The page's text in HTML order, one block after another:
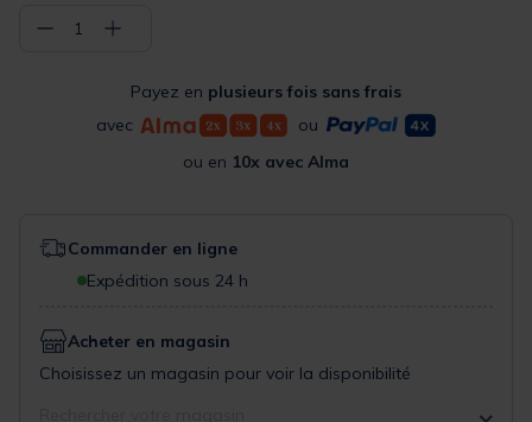
− 1 +
Payez en plusieurs fois sans frais
avec
ou
ou en 10x avec Alma
Commander en ligne
Expédition sous 24 h
Acheter en magasin
Choisissez un magasin pour voir la disponibilité